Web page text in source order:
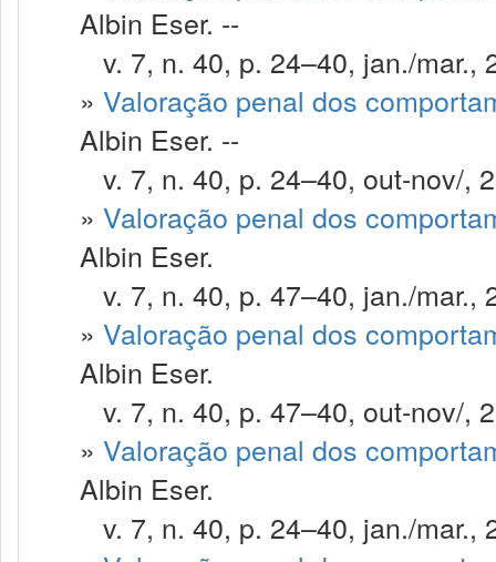
Albin Eser. --
v. 7, n. 40, p. 24–40, jan./mar.,
» Valoração penal dos
Albin Eser. --
v. 7, n. 40, p. 24–40, out-nov/,
» Valoração penal dos
Albin Eser.
v. 7, n. 40, p. 47–40, jan./mar.,
» Valoração penal dos
Albin Eser.
v. 7, n. 40, p. 47–40, out-nov/,
» Valoração penal dos
Albin Eser.
v. 7, n. 40, p. 24–40, jan./mar.,